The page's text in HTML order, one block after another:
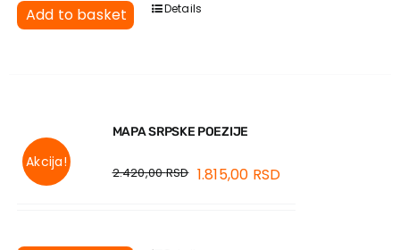
Add to basket Details
Akcija!
MAPA SRPSKE POEZIJE
2.420,00RSD 1.815,00 RSD